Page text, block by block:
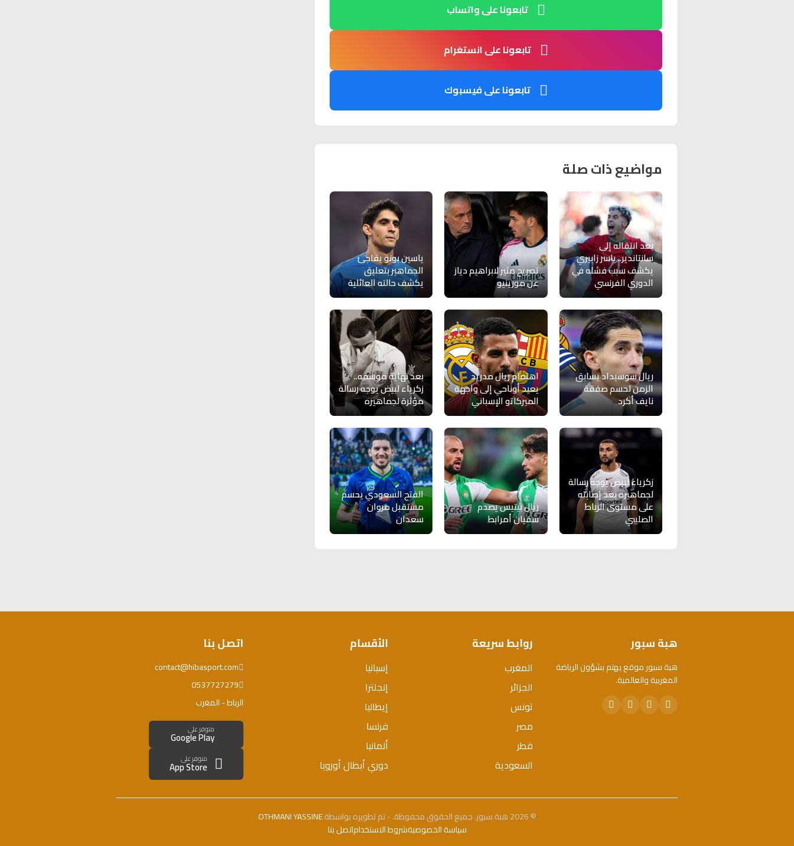
تابعونا على واتساب
تابعونا على انستغرام
تابعونا على فيسبوك
مواضيع ذات صلة
بعد انتقاله إلى
سانتاندير.. ياسر زابيري
يكشف سبب فشله في
الدوري الفرنسي
تصريح مثير لابراهيم دياز
عن مورينيو
ياسين بونو يفاجئ
الجماهير بتعليق
يكشف حالته العائلية
ريال سوسيداد يسابق
الزمن لحسم صفقة
نايف أكرد
اهتمام ريال مدريد
يعيد أوناحي إلى واجهة
الميركاتو الإسباني
بعد نهاية موسمه..
زكرياء لبيض يوجه رسالة
مؤثرة لجماهيره
زكرياء لبيض يوجه رسالة
لجماهيره بعد إصابته
على مستوى الرباط
الصليبي
ريال بيتيس يصدم
سفيان أمرابط
الفتح السعودي يحسم
مستقبل مروان
سعدان
هبة سبور
هبة سبور موقع يهتم بشؤون الرياضة
المغربية والعالمية.
روابط سريعة
المغرب
الجزائر
تونس
مصر
قطر
السعودية
الأقسام
إسبانيا
إنجلترا
إيطاليا
فرنسا
ألمانيا
دوري أبطال أوروبا
اتصل بنا
contact@hibasport.com
0537727279
الرباط - المغرب
متوفر على
Google Play
متوفر على
App Store
© 2026 هبة سبور. جميع الحقوق محفوظة. - تم تطويره بواسطة
OTHMANI YASSINE
سياسة الخصوصيةشروط الاستخداماتصل بنا